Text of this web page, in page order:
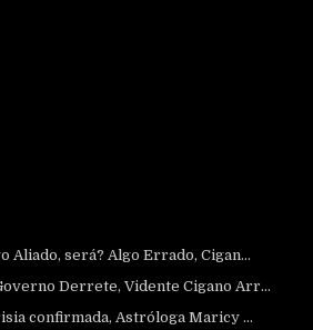
Aliado, será? Algo Errado, Cigan...
Derrete, Vidente Cigano Arr...
confirmada, Astróloga Maricy ...